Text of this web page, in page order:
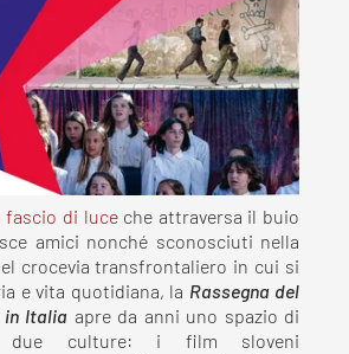
fascio di luceche attraversa il buio
amici nonché sconosciuti nella
crocevia transfrontaliero in cui si
e vita quotidiana, la Rassegna del
in Italia apre da anni uno spazio di
due culture: i film sloveni